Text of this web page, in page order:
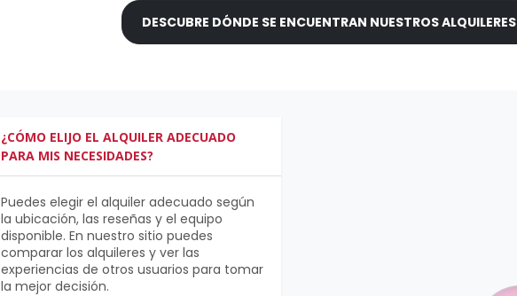
DESCUBRE DÓNDE SE ENCUENTRAN NUESTROS ALQUILERES
¿CÓMO ELIJO EL ALQUILER ADECUADO
PARA MIS NECESIDADES?
Puedes elegir el alquiler adecuado según
la ubicación, las reseñas y el equipo
disponible. En nuestro sitio puedes
comparar los alquileres y ver las
experiencias de otros usuarios para tomar
la mejor decisión.